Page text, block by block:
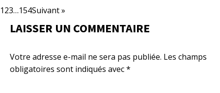
123…154Suivant »
LAISSER UN COMMENTAIRE
Votre adresse e-mail ne sera pas publiée. Les champs
obligatoires sont indiqués avec*